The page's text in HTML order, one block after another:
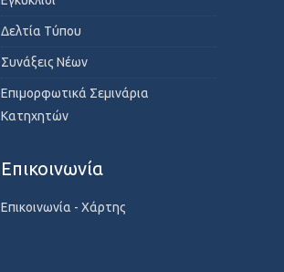
Δελτία Τύπου
Συνάξεις Νέων
Επιμορφωτικά Σεμινάρια
Κατηχητών
Επικοινωνία
Επικοινωνία - Χάρτης